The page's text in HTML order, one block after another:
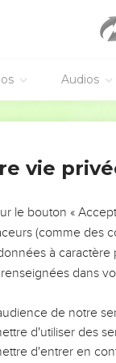
Audios
et rompirent
témoignage ; et
afin que
dit :" Ils
un tombeau
d'Arimathée,
le corps de
cent livres.
de Jésus, et
vie
le bouton «
(comme des
à
dans
de notre
d'utiliser des
d'entrer en